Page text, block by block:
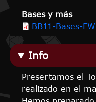
Bases y más
BB11-Bases-
Info
Presentamos el
realizado en el